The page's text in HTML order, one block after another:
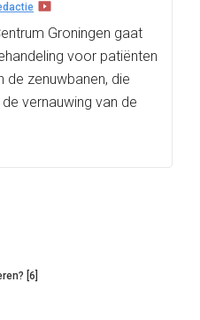
Groningen gaat
voor patiënten
de zenuwbanen, die
vernauwing van de
[6]